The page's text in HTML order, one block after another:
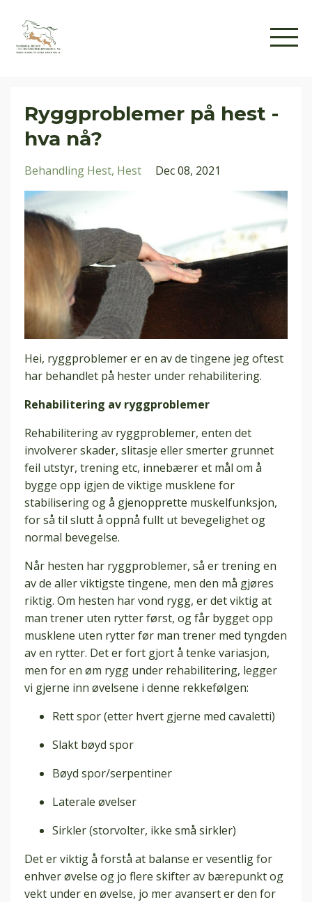
Ryggproblemer på hest -
hva nå?
Behandling Hest Hest Dec 08, 2021
Hei, ryggproblemer er en av de tingene jeg oftest
har behandlet på hester under rehabilitering.
Rehabilitering av ryggproblemer
Rehabilitering av ryggproblemer, enten det
involverer skader, slitasje eller smerter grunnet
feil utstyr, trening etc, innebærer et mål om å
bygge opp igjen de viktige musklene for
stabilisering og å gjenopprette muskelfunksjon,
for så til slutt å oppnå fullt ut bevegelighet og
normal bevegelse.
Når hesten har ryggproblemer, så er trening en
av de aller viktigste tingene, men den må gjøres
riktig. Om hesten har vond rygg, er det viktig at
man trener uten rytter først, og får bygget opp
musklene uten rytter før man trener med tyngden
av en rytter. Det er fort gjort å tenke variasjon,
men for en øm rygg under rehabilitering, legger
vi gjerne inn øvelsene i denne rekkefølgen:
Rett spor (etter hvert gjerne med cavaletti)
Slakt bøyd spor
Bøyd spor/serpentiner
Laterale øvelser
Sirkler (storvolter, ikke små sirkler)
Det er viktig å forstå at balanse er vesentlig for
enhver øvelse og jo flere skifter av bærepunkt og
vekt under en øvelse, jo mer avansert er den for